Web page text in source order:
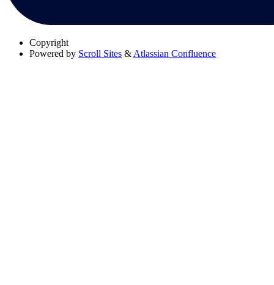
Copyright
Powered by Scroll Sites &Atlassian Confluence